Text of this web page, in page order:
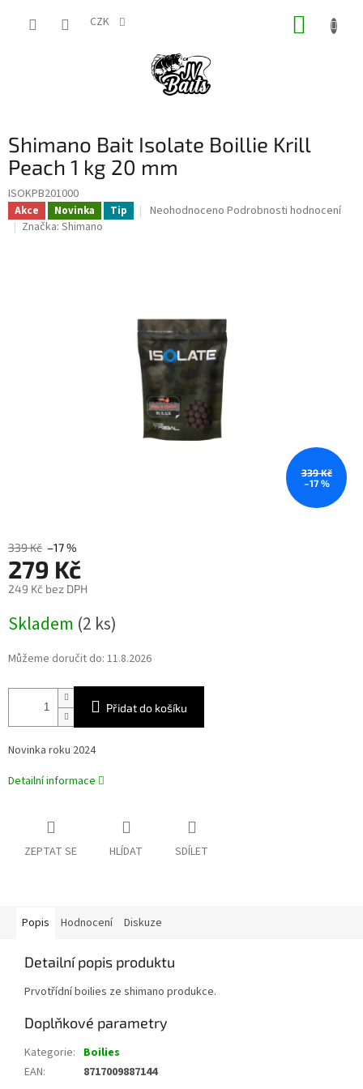
CZK
Shimano Bait Isolate Boillie Krill
Peach 1 kg 20 mm
ISOKPB201000
Akce Novinka Tip
Průměrné
hvězdiček.
Neohodnoceno Podrobnosti hodnocení
Značka: Shimano
339 Kč
–17 %
339 Kč –17 %
279 Kč
249 Kč bez DPH
cena:
Skladem (2 ks)
Můžeme doručit do: 11.8.2026
Přidat do košíku
Novinka roku 2024
Detailní informace
ZEPTAT SE HLÍDAT SDÍLET
Popis Hodnocení Diskuze
Detailní popis produktu
Prvotřídní boilies ze shimano produkce.
Doplňkové parametry
Kategorie: Boilies
EAN: 8717009887144